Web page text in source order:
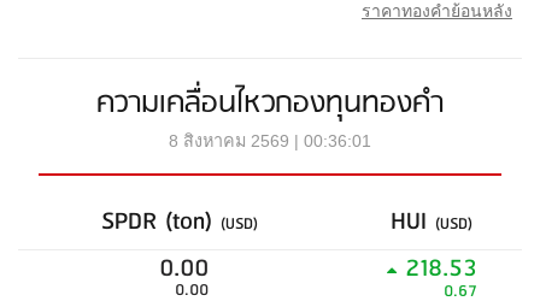
ราคาทองคำย้อนหลัง
ความเคลื่อนไหวกองทุนทองคำ
8 สิงหาคม 2569 | 00:36:01
SPDR (ton) (USD) HUI (USD)
0.00
0.00
218.53
0.67